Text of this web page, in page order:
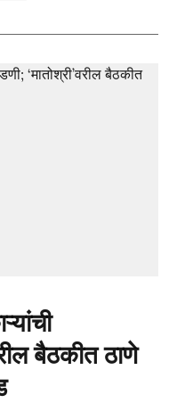
बैठकीत ठाणे